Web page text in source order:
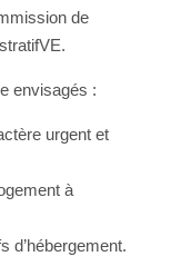
de
envisagés :
urgent et
à
d’hébergement.